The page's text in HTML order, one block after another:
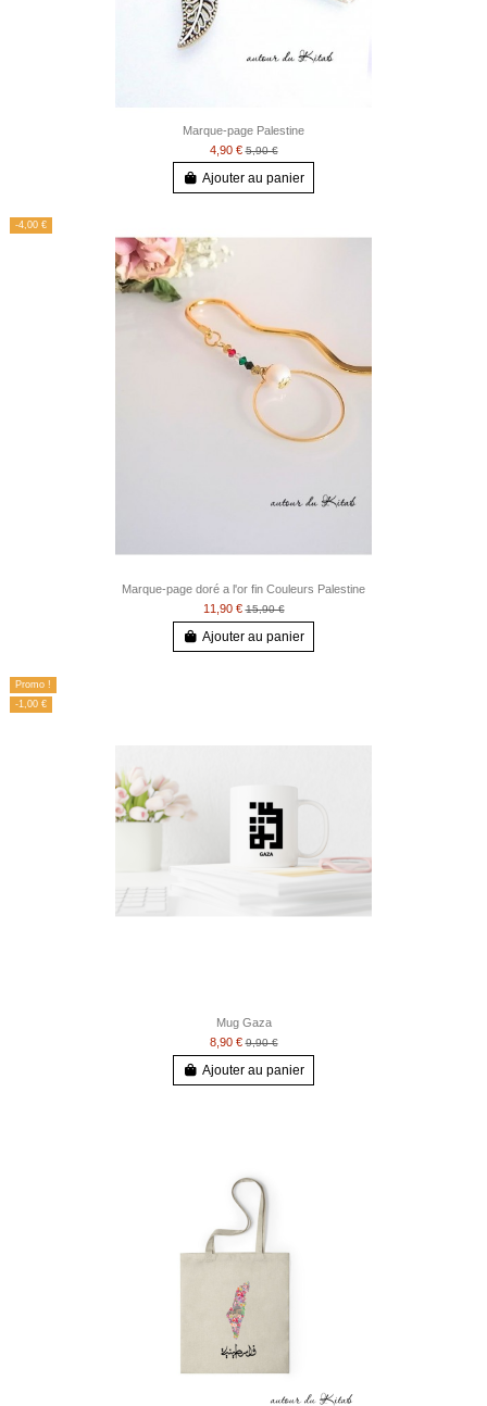
Marque-page Palestine
4,90 €5,90 €
Ajouter au panier
-4,00 €
Marque-page doré a l'or fin Couleurs Palestine
11,90 €15,90 €
Ajouter au panier
Promo !
-1,00 €
Mug Gaza
8,90 €9,90 €
Ajouter au panier